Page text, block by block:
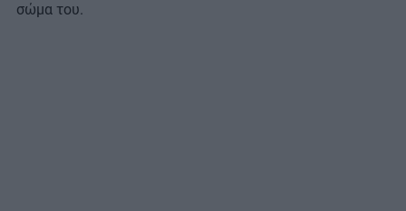
σώμα του.